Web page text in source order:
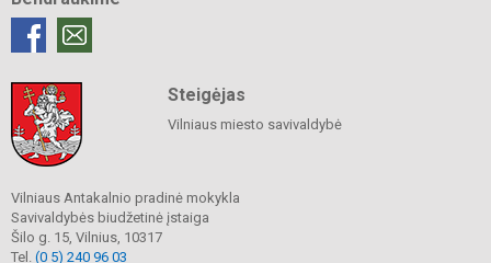
Steigėjas
Vilniaus miesto savivaldybė
Vilniaus Antakalnio pradinė mokykla
Savivaldybės biudžetinė įstaiga
Šilo g. 15, Vilnius, 10317
Tel. (0 5) 240 96 03